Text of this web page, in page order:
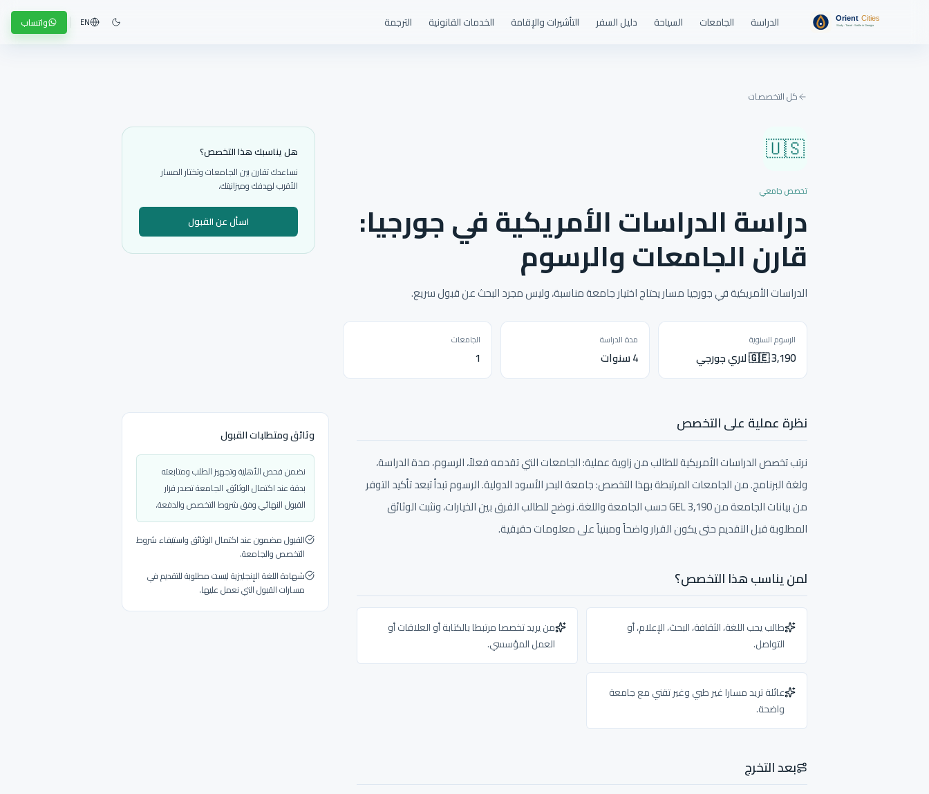
الدراسة الجامعات السياحة دليل السفر التأشيرات والإقامة الخدمات القانونية الترجمة EN واتساب
كل التخصصات
🇺🇸
تخصص جامعي
دراسة الدراسات الأمريكية في جورجيا:
قارن الجامعات والرسوم
الدراسات الأمريكية في جورجيا مسار يحتاج اختيار جامعة مناسبة، وليس مجرد البحث عن قبول سريع.
الرسوم السنوية
🇬🇪 3,190 لاري جورجي
مدة الدراسة
4 سنوات
الجامعات
1
هل يناسبك هذا التخصص؟
نساعدك تقارن بين الجامعات وتختار المسار
الأقرب لهدفك وميزانيتك.
اسأل عن القبول
نظرة عملية على التخصص
نرتب تخصص الدراسات الأمريكية للطالب من زاوية عملية: الجامعات التي تقدمه فعلاً، الرسوم، مدة الدراسة،
ولغة البرنامج. من الجامعات المرتبطة بهذا التخصص: جامعة البحر الأسود الدولية. الرسوم تبدأ تبعد تأكيد التوفر
من بيانات الجامعة من 3,190 GEL حسب الجامعة واللغة. نوضح للطالب الفرق بين الخيارات، ونثبت الوثائق
المطلوبة قبل التقديم حتى يكون القرار واضحاً ومبنياً على معلومات حقيقية.
لمن يناسب هذا التخصص؟
طالب يحب اللغة، الثقافة، البحث، الإعلام، أو
التواصل.
من يريد تخصصا مرتبطا بالكتابة أو العلاقات أو
العمل المؤسسي.
عائلة تريد مسارا غير طبي وغير تقني مع جامعة
واضحة.
بعد التخرج
وثائق ومتطلبات القبول
نضمن فحص الأهلية وتجهيز الطلب ومتابعته
بدقة عند اكتمال الوثائق. الجامعة تصدر قرار
القبول النهائي وفق شروط التخصص والدفعة.
القبول مضمون عند اكتمال الوثائق واستيفاء شروط
التخصص والجامعة.
شهادة اللغة الإنجليزية ليست مطلوبة للتقديم في
مسارات القبول التي نعمل عليها.